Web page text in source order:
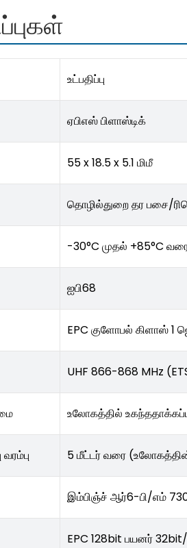
உட்பதிப்பு
ஏபிஎஸ் பிளாஸ்டிக்
55 x 18.5 x 5.1 மிமீ
தொழில்துறை தர பசை/
-30°C முதல் +85°C
ஐபி68
EPC குளோபல் கிளாஸ் 1
UHF 866-868 MHz
உலோகத்தில்
5 மீட்டர் வரை
இம்பிஞ்ச் ஆர்6-பி/எம்
EPC 128bit பயனர்